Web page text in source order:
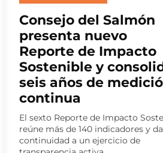
CASA tendrá una
destacada
participación en
Encuentro
Latinoamericano de
Bienestar Animal
ELBA 2026 contará con un amplio
programa de conferencias, foros y
espacios de discusión enfocados en